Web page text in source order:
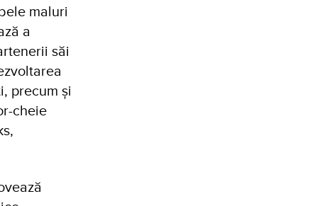
maluri
a
săi
precum și
cheie